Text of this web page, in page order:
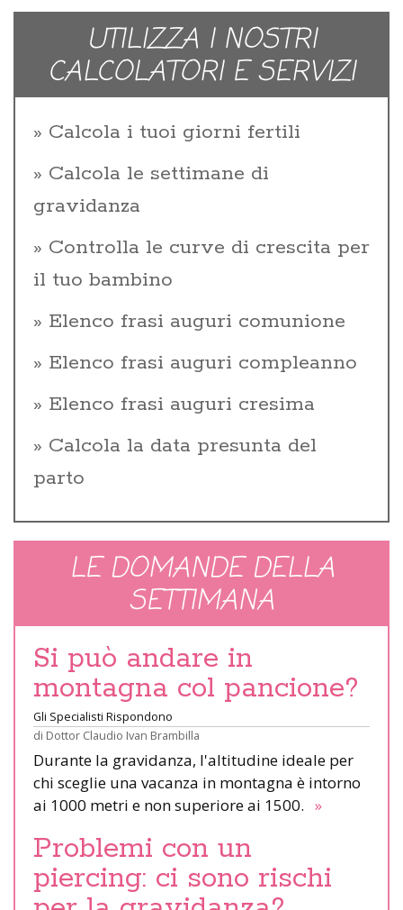
UTILIZZA I NOSTRI
CALCOLATORI E SERVIZI
Calcola i tuoi giorni fertili
Calcola le settimane di
gravidanza
Controlla le curve di crescita per
il tuo bambino
Elenco frasi auguri comunione
Elenco frasi auguri compleanno
Elenco frasi auguri cresima
Calcola la data presunta del
parto
LE DOMANDE DELLA
SETTIMANA
Si può andare in
montagna col pancione?
Gli Specialisti Rispondono
di Dottor Claudio Ivan Brambilla
Durante la gravidanza, l'altitudine ideale per
chi sceglie una vacanza in montagna è intorno
ai 1000 metri e non superiore ai 1500. »
Problemi con un
piercing: ci sono rischi